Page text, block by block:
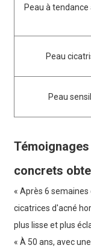
Peau à tendance
Peau
Peau
concrets
« Après 6
cicatrices d'acné
plus lisse et plus
« À 50 ans, avec